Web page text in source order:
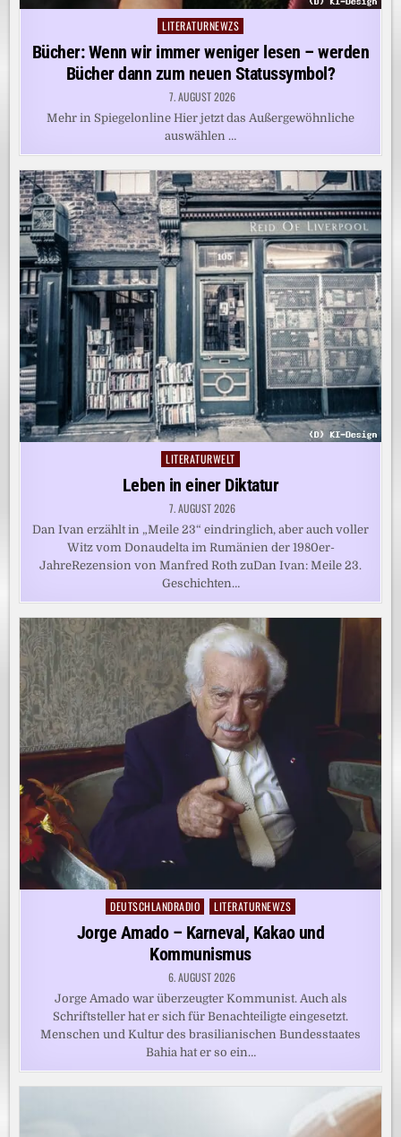
Posted
in
LITERATURNEWZS
Bücher: Wenn wir immer weniger lesen – werden
Bücher dann zum neuen Statussymbol?
7. AUGUST 2026
Mehr in Spiegelonline Hier jetzt das Außergewöhnliche
auswählen …
Posted
in
LITERATURWELT
Leben in einer Diktatur
7. AUGUST 2026
Dan Ivan erzählt in „Meile 23“ eindringlich, aber auch voller
Witz vom Donaudelta im Rumänien der 1980er-
JahreRezension von Manfred Roth zuDan Ivan: Meile 23.
Geschichten…
Posted
DEUTSCHLANDRADIO LITERATURNEWZS
Jorge Amado – Karneval, Kakao und
Kommunismus
6. AUGUST 2026
Jorge Amado war überzeugter Kommunist. Auch als
Schriftsteller hat er sich für Benachteiligte eingesetzt.
Menschen und Kultur des brasilianischen Bundesstaates
Bahia hat er so ein…